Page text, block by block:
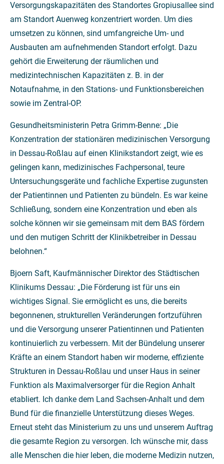
Versorgungskapazitäten des Standortes Gropiusallee sind
am Standort Auenweg konzentriert worden. Um dies
umsetzen zu können, sind umfangreiche Um- und
Ausbauten am aufnehmenden Standort erfolgt. Dazu
gehört die Erweiterung der räumlichen und
medizintechnischen Kapazitäten z. B. in der
Notaufnahme, in den Stations- und Funktionsbereichen
sowie im Zentral-OP.
Gesundheitsministerin Petra Grimm-Benne: „Die
Konzentration der stationären medizinischen Versorgung
in Dessau-Roßlau auf einen Klinikstandort zeigt, wie es
gelingen kann, medizinisches Fachpersonal, teure
Untersuchungsgeräte und fachliche Expertise zugunsten
der Patientinnen und Patienten zu bündeln. Es war keine
Schließung, sondern eine Konzentration und eben als
solche können wir sie gemeinsam mit dem BAS fördern
und den mutigen Schritt der Klinikbetreiber in Dessau
belohnen.“
Bjoern Saft, Kaufmännischer Direktor des Städtischen
Klinikums Dessau: „Die Förderung ist für uns ein
wichtiges Signal. Sie ermöglicht es uns, die bereits
begonnenen, strukturellen Veränderungen fortzuführen
und die Versorgung unserer Patientinnen und Patienten
kontinuierlich zu verbessern. Mit der Bündelung unserer
Kräfte an einem Standort haben wir moderne, effiziente
Strukturen in Dessau-Roßlau und unser Haus in seiner
Funktion als Maximalversorger für die Region Anhalt
etabliert. Ich danke dem Land Sachsen-Anhalt und dem
Bund für die finanzielle Unterstützung dieses Weges.
Erneut steht das Ministerium zu uns und unserem Auftrag
die gesamte Region zu versorgen. Ich wünsche mir, dass
alle Menschen die hier leben, die moderne Medizin nutzen,